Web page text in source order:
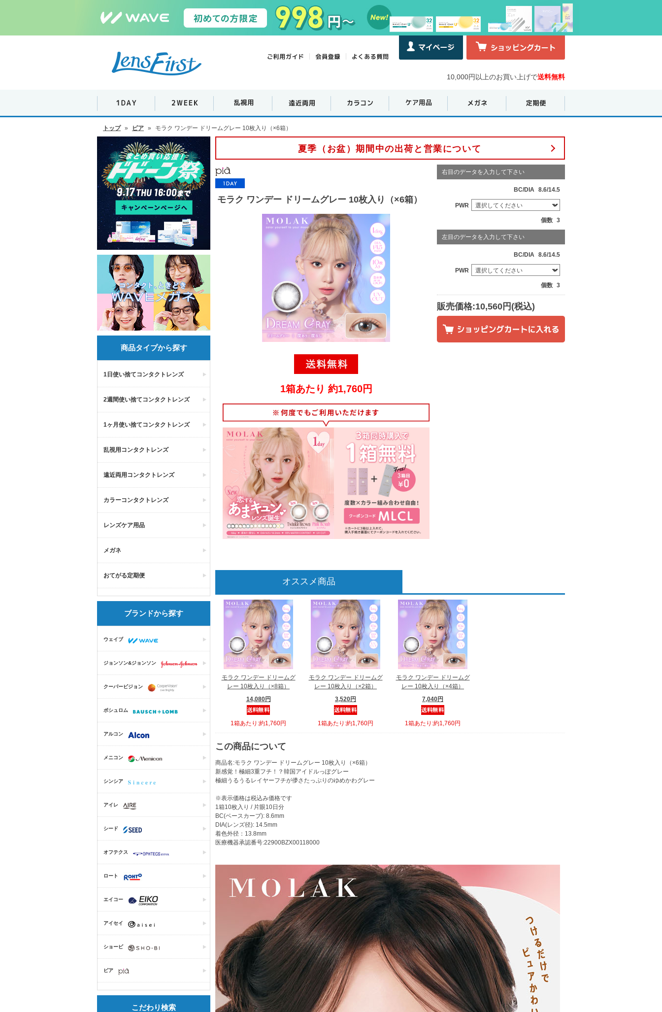
10,000円以上のお買い上げで送料無料
トップ » ピア » モラク ワンデー ドリームグレー 10枚入り（×6箱）
商品タイプから探す
1日使い捨てコンタクトレンズ
2週間使い捨てコンタクトレンズ
1ヶ月使い捨てコンタクトレンズ
乱視用コンタクトレンズ
遠近両用コンタクトレンズ
カラーコンタクトレンズ
レンズケア用品
メガネ
おてがる定期便
ブランドから探す
ウェイブ
ジョンソン&ジョンソン
クーパービジョン
ボシュロム
アルコン
メニコン
シンシア
アイレ
シード
オフテクス
ロート
エイコー
アイセイ
ショービ
ピア
こだわり検索
夏季（お盆）期間中の出荷と営業について
モラク ワンデー ドリームグレー 10枚入り（×6箱）
1箱あたり 約1,760円
右目のデータを入力して下さい
BC/DIA 8.6/14.5
PWR
個数 3
左目のデータを入力して下さい
BC/DIA 8.6/14.5
PWR
個数 3
販売価格:10,560円(税込)
オススメ商品
モラク ワンデー ドリームグ
レー 10枚入り（×8箱）
14,080円
1箱あたり:約1,760円
モラク ワンデー ドリームグ
レー 10枚入り（×2箱）
3,520円
1箱あたり:約1,760円
モラク ワンデー ドリームグ
レー 10枚入り（×4箱）
7,040円
1箱あたり:約1,760円
この商品について
商品名:モラク ワンデー ドリームグレー 10枚入り（×6箱）
新感覚！極細3重フチ！？韓国アイドルっぽグレー
極細うるうるレイヤーフチが儚さたっぷりのゆめかわグレー
※表示価格は税込み価格です
1箱10枚入り / 片眼10日分
BC(ベースカーブ): 8.6mm
DIA(レンズ径): 14.5mm
着色外径：13.8mm
医療機器承認番号:22900BZX00118000